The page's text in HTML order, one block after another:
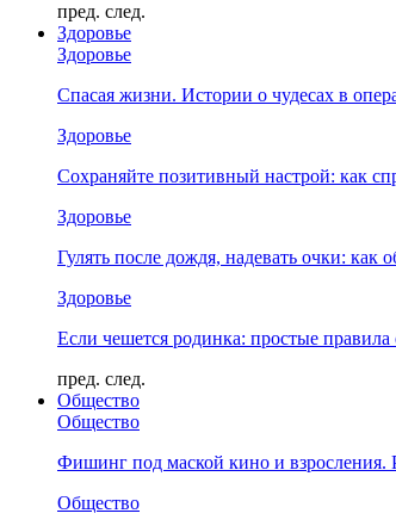
пред. след.
Здоровье
Здоровье
Спасая жизни. Истории о чудесах в
Здоровье
Сохраняйте позитивный настрой: как
Здоровье
Гулять после дождя, надевать очки: как
Здоровье
Если чешется родинка: простые
пред. след.
Общество
Общество
Фишинг под маской кино и взросления.
Общество